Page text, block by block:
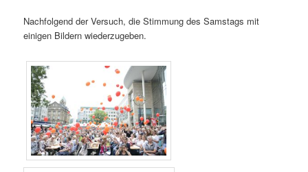
Nachfolgend der Versuch, die Stimmung des Samstags mit
einigen Bildern wiederzugeben.